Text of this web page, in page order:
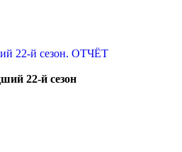
22-й сезон. ОТЧЁТ
22-й сезон